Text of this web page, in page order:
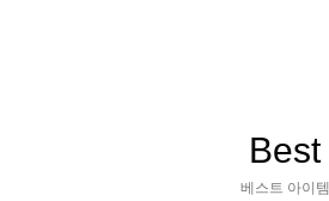
Best
베스트 아이템